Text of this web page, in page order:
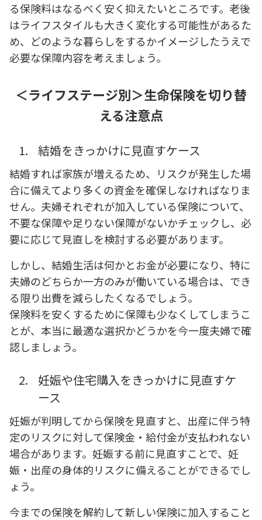
る保険料はなるべく安く抑えたいところです。老後
はライフスタイルも大きく変化する可能性があるた
め、どのような暮らしをするかイメージしたうえで
必要な保障内容を考えましょう。
＜ライフステージ別＞生命保険を切り替
える注意点
1. 結婚をきっかけに見直すケース
結婚すれば家族が増えるため、リスクが発生した場
合に備えてより多くの資金を確保しなければなりま
せん。夫婦それぞれが加入している保険について、
不要な保障や足りない保障がないかチェックし、必
要に応じて見直しを検討する必要があります。
しかし、結婚生活は何かとお金が必要になり、特に
夫婦のどちらか一方のみが働いている場合は、でき
る限り出費を減らしたくなるでしょう。
保険料を安くするために保障も少なくしてしまうこ
とが、本当に最適な選択かどうかを今一度夫婦で確
認しましょう。
2.
妊娠や住宅購入をきっかけに見直すケ
ース
妊娠が判明してから保険を見直すと、出産に伴う特
定のリスクに対して保険金・給付金が支払われない
場合があります。妊娠する前に見直すことで、妊
娠・出産の身体的リスクに備えることができるでし
ょう。
今までの保険を解約して新しい保険に加入すること